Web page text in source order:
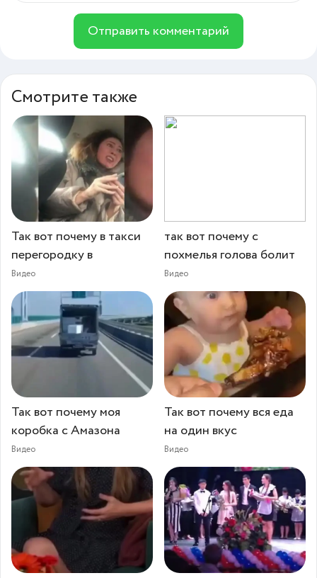
Отправить комментарий
Смотрите также
Так вот почему в такси
перегородку в
Видео
так вот почему c
похмелья голова болит
Видео
Так вот почему моя
коробка с Амазона
Видео
Так вот почему вся еда
на один вкус
Видео